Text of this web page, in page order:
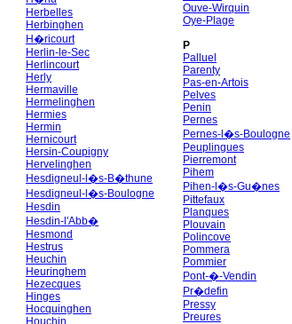
Herbelles
Herbinghen
H�ricourt
Herlin-le-Sec
Herlincourt
Herly
Hermaville
Hermelinghen
Hermies
Hermin
Hernicourt
Hersin-Coupigny
Hervelinghen
Hesdigneul-l�s-B�thune
Hesdigneul-l�s-Boulogne
Hesdin
Hesdin-l'Abb�
Hesmond
Hestrus
Heuchin
Heuringhem
Hezecques
Hinges
Hocquinghen
Houchin
Ouve-Wirquin
Oye-Plage
P
Palluel
Parenty
Pas-en-Artois
Pelves
Penin
Pernes
Pernes-l�s-Boulogne
Peuplingues
Pierremont
Pihem
Pihen-l�s-Gu�nes
Pittefaux
Planques
Plouvain
Polincove
Pommera
Pommier
Pont-�-Vendin
Pr�defin
Pressy
Preures